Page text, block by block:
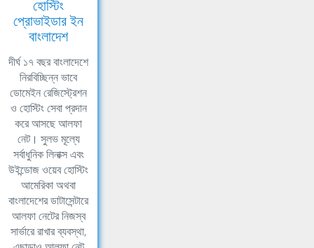
হোস্টিং
প্রোভাইডার ইন
বাংলাদেশ
দীর্ঘ ১৭ বছর বাংলাদেশে
নিরবিচ্ছিন্ন ভাবে
ডোমেইন রেজিস্ট্রেশন
ও হোস্টিং সেবা প্রদান
করে আসছে আলফা
নেট। সুলভ মূল্যে
সর্বাধুনিক লিনাক্স এবং
উইন্ডোজ ওয়েব হোস্টিং
আমেরিকা অথবা
বাংলাদেশের ডাটাসেন্টারে
আলফা নেটের নিজস্ব
সার্ভারে রাখার ব্যবস্থা,